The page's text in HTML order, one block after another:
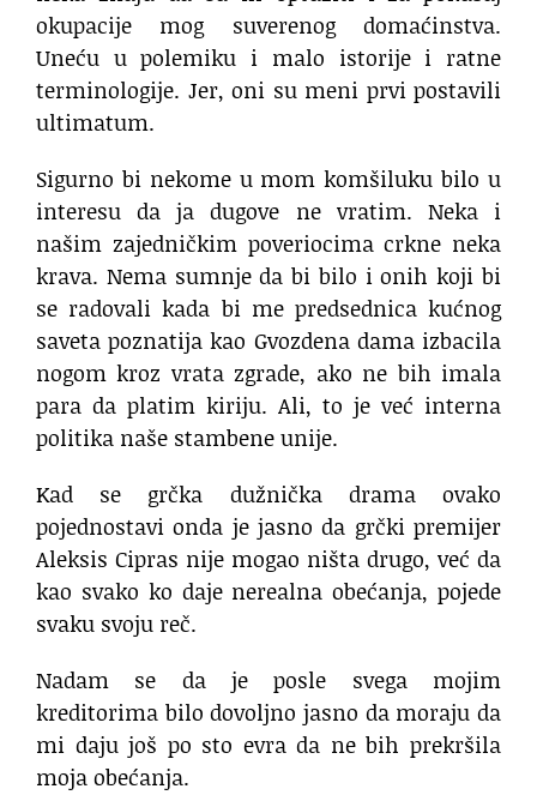
okupacije mog suverenog domaćinstva.
Uneću u polemiku i malo istorije i ratne
terminologije. Jer, oni su meni prvi postavili
ultimatum.
Sigurno bi nekome u mom komšiluku bilo u
interesu da ja dugove ne vratim. Neka i
našim zajedničkim poveriocima crkne neka
krava. Nema sumnje da bi bilo i onih koji bi
se radovali kada bi me predsednica kućnog
saveta poznatija kao Gvozdena dama izbacila
nogom kroz vrata zgrade, ako ne bih imala
para da platim kiriju. Ali, to je već interna
politika naše stambene unije.
Kad se grčka dužnička drama ovako
pojednostavi onda je jasno da grčki premijer
Aleksis Cipras nije mogao ništa drugo, već da
kao svako ko daje nerealna obećanja, pojede
svaku svoju reč.
Nadam se da je posle svega mojim
kreditorima bilo dovoljno jasno da moraju da
mi daju još po sto evra da ne bih prekršila
moja obećanja.